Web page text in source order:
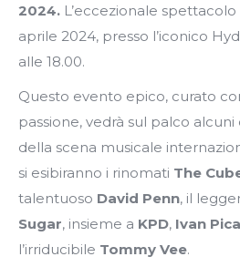
2024. L’eccezionale
aprile 2024, presso l’iconico
alle 18.00.
Questo evento epico, curato
passione, vedrà sul palco
della scena musicale
si esibiranno i rinomati The
talentuoso David Penn, il
Sugar, insieme a KPD, Ivan Pica
l’irriducibile Tommy Vee.